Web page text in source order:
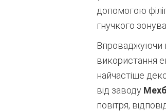
допомогою
гнучкого
Впроваджуючи
використання
найчастіше
від заводу
повітря,